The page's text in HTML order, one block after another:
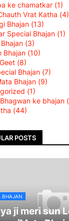
ke chamatkar (1)
Vrat Katha (4)
Bhajan (13)
Special Bhajan (1)
(3)
Bhajan (10)
(8)
Bhajan (7)
Bhajan (9)
(1)
ke bhajan
(44)
POSTS
BHAJAN
ji meri sun